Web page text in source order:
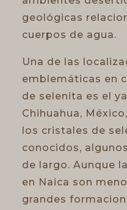
geológicas
cuerpos de agua.
Una de las
emblemáticas en
de selenita es el
Chihuahua,
los cristales de
conocidos,
de largo. Aunque
en Naica son
grandes